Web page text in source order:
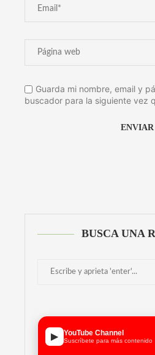
Guarda mi nombre, email y
buscador para la siguiente vez
BUSCA UNA
▶ YouTube Channel
Suscríbete para más contenido